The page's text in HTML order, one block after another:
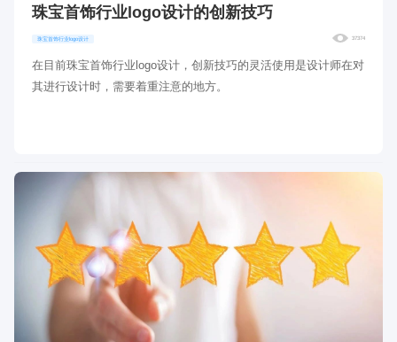
珠宝首饰行业logo设计的创新技巧
珠宝首饰行业logo设计 37374
在目前珠宝首饰行业logo设计，创新技巧的灵活使用是设计师在对
其进行设计时，需要着重注意的地方。